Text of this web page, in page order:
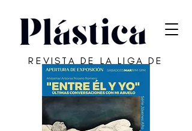
REVISTA DE LA LIGA DE
ARTE DE SAN JUAN